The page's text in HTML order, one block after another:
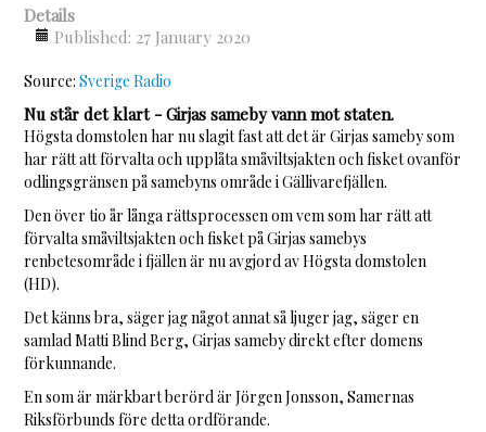
Details
Published: 27 January 2020
Source:Sverige Radio
Nu står det klart - Girjas sameby vann mot staten.
Högsta domstolen har nu slagit fast att det är Girjas sameby som
har rätt att förvalta och upplåta småviltsjakten och fisket ovanför
odlingsgränsen på samebyns område i Gällivarefjällen.
Den över tio år långa rättsprocessen om vem som har rätt att
förvalta småviltsjakten och fisket på Girjas samebys
renbetesområde i fjällen är nu avgjord av Högsta domstolen
(HD).
Det känns bra, säger jag något annat så ljuger jag, säger en
samlad Matti Blind Berg, Girjas sameby direkt efter domens
förkunnande.
En som är märkbart berörd är Jörgen Jonsson, Samernas
Riksförbunds före detta ordförande.